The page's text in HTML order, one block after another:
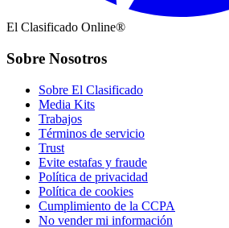
El Clasificado Online®
Sobre Nosotros
Sobre El Clasificado
Media Kits
Trabajos
Términos de servicio
Trust
Evite estafas y fraude
Política de privacidad
Política de cookies
Cumplimiento de la CCPA
No vender mi información